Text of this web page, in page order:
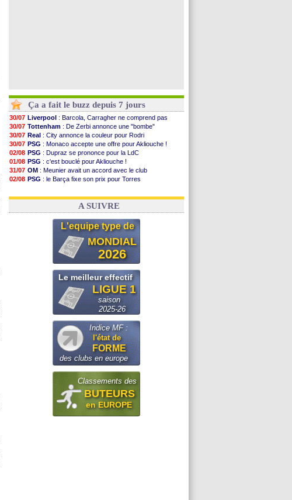
Ça a fait le buzz depuis 7 jours
30/07 Liverpool : Barcola, Carragher ne comprend pas
30/07 Tottenham : De Zerbi annonce une "bombe"
30/07 Real : City annonce la couleur pour Rodri
30/07 PSG : Monaco accepte une offre pour Akliouche !
02/08 PSG : Dupraz se prononce pour la LdC
01/08 PSG : c'est bouclé pour Akliouche !
31/07 OM : Meunier avait un accord avec le club
02/08 PSG : le Barça fixe son prix pour Torres
03/08 FIFA: Infantino sollicite Trump
A SUIVRE
L'equipe type de
MONDIAL
2026
Le meilleur effectif
LIGUE 1
saison
2025-26
Indice MF :
l'état de
FORME
des clubs en europe
Classements des
BUTEURS
en EUROPE